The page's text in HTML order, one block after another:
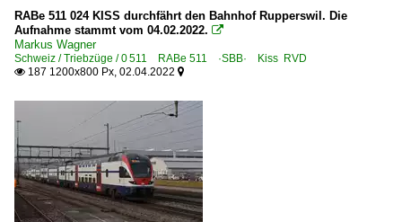
RABe 511 024 KISS durchfährt den Bahnhof Rupperswil. Die
Aufnahme stammt vom 04.02.2022. 
Markus Wagner
Schweiz / Triebzüge / 0 511 RABe 511 ·SBB· Kiss RVD
 187 1200x800 Px, 02.04.2022 